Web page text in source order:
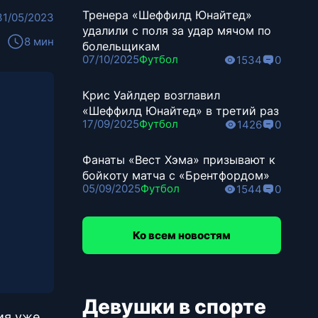
05/2023
8 мин
Тренера «Шеффилд Юнайтед»
удалили с поля за удар мячом по
болельщикам
07/10/2025Футбол 1534 0
Крис Уайлдер возглавил
«Шеффилд Юнайтед» в третий раз
17/09/2025Футбол 1426 0
Фанаты «Вест Хэма» призывают к
бойкоту матча с «Брентфордом»
05/09/2025Футбол 1544 0
Ко всем новостям
Девушки в спорте